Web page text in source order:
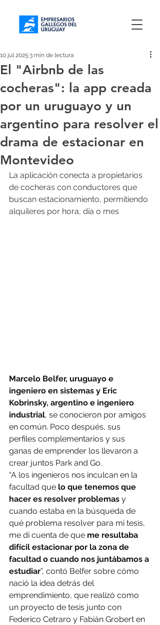
El "Airbnb de las
cocheras": la app creada
por un uruguayo y un
argentino para resolver el
drama de estacionar en
Montevideo
10 jul 2025 3 min de lectura
La aplicación conecta a propietarios
de cocheras con conductores que
buscan estacionamiento, permitiendo
alquileres por hora, día o mes
Marcelo Belfer, uruguayo e
ingeniero en sistemas y Eric
Kobrinsky, argentino e ingeniero
industrial, se conocieron por amigos
en común. Poco después, sus
perfiles complementarios y sus
ganas de emprender los llevaron a
crear juntos Park and Go.
“A los ingenieros nos inculcan en la
facultad que lo que tenemos que
hacer es resolver problemas y
cuando estaba en la búsqueda de
qué problema resolver para mi tesis,
me di cuenta de que me resultaba
difícil estacionar por la zona de
facultad o cuando nos juntábamos a
estudiar”, contó Belfer sobre cómo
nació la idea detrás del
emprendimiento, que realizó como
un proyecto de tesis junto con
Federico Cetraro y Fabián Grobert en